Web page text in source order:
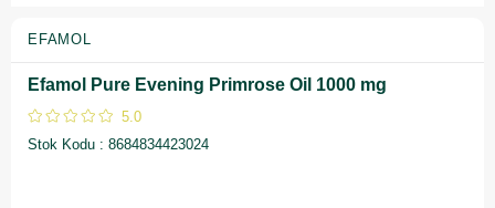
EFAMOL
Efamol Pure Evening Primrose Oil 1000 mg
5.0
Stok Kodu
8684834423024